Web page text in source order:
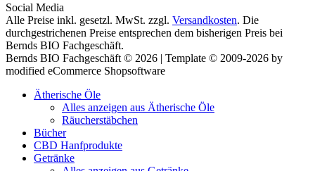
Social Media
Alle Preise inkl. gesetzl. MwSt. zzgl. Versandkosten. Die
durchgestrichenen Preise entsprechen dem bisherigen Preis bei
Bernds BIO Fachgeschäft.
Bernds BIO Fachgeschäft © 2026 | Template © 2009-2026 by
modified eCommerce Shopsoftware
Ätherische Öle
Alles anzeigen aus Ätherische Öle
Räucherstäbchen
Bücher
CBD Hanfprodukte
Getränke